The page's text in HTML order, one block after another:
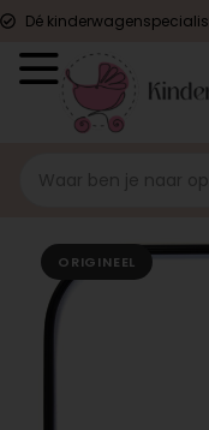
Dé
ORIGINEEL